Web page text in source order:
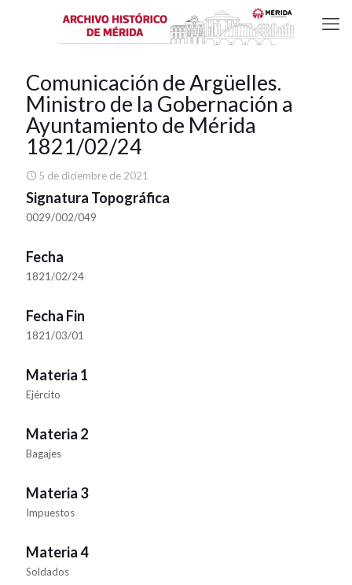
Comunicación de Argüelles.
Ministro de la Gobernación a
Ayuntamiento de Mérida
1821/02/24
5 de diciembre de 2021
Signatura Topográfica
0029/002/049
Fecha
1821/02/24
Fecha Fin
1821/03/01
Materia 1
Ejército
Materia 2
Bagajes
Materia 3
Impuestos
Materia 4
Soldados